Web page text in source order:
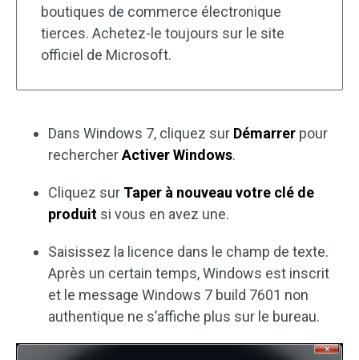
boutiques de commerce électronique
tierces. Achetez-le toujours sur le site
officiel de Microsoft.
Dans Windows 7, cliquez sur Démarrer pour
rechercherActiver Windows.
Cliquez sur Taper à nouveau votre clé de
produit si vous en avez une.
Saisissez la licence dans le champ de texte.
Après un certain temps, Windows est inscrit
et le message Windows 7 build 7601 non
authentique ne s’affiche plus sur le bureau.